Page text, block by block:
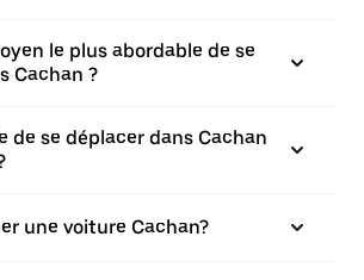
le plus abordable de se
Cachan ?
de se déplacer dans Cachan
une voiture Cachan?